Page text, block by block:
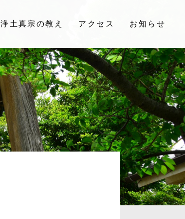
浄土真宗の教え アクセス お知らせ